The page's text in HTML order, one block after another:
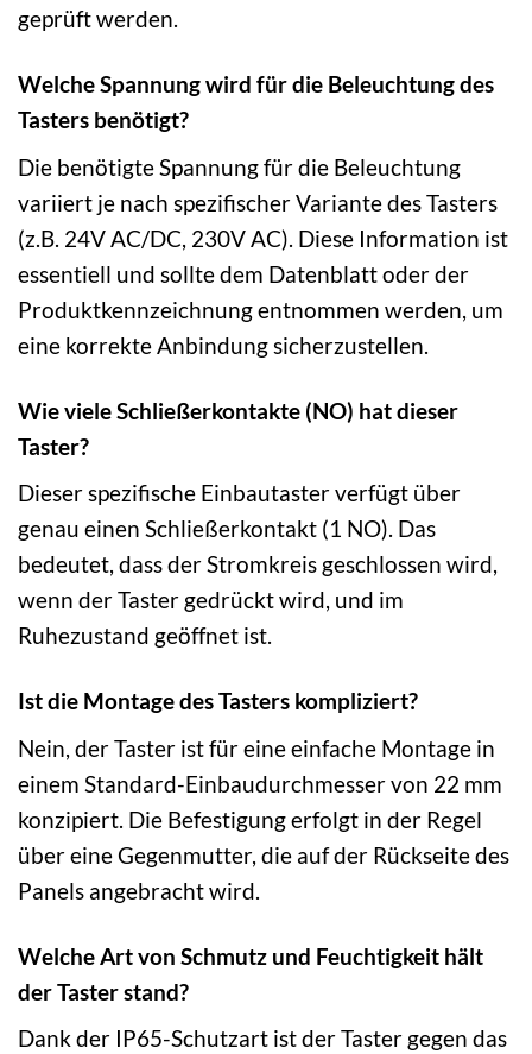
geprüft werden.
Welche Spannung wird für die Beleuchtung des
Tasters benötigt?
Die benötigte Spannung für die Beleuchtung
variiert je nach spezifischer Variante des Tasters
(z.B. 24V AC/DC, 230V AC). Diese Information ist
essentiell und sollte dem Datenblatt oder der
Produktkennzeichnung entnommen werden, um
eine korrekte Anbindung sicherzustellen.
Wie viele Schließerkontakte (NO) hat dieser
Taster?
Dieser spezifische Einbautaster verfügt über
genau einen Schließerkontakt (1 NO). Das
bedeutet, dass der Stromkreis geschlossen wird,
wenn der Taster gedrückt wird, und im
Ruhezustand geöffnet ist.
Ist die Montage des Tasters kompliziert?
Nein, der Taster ist für eine einfache Montage in
einem Standard-Einbaudurchmesser von 22 mm
konzipiert. Die Befestigung erfolgt in der Regel
über eine Gegenmutter, die auf der Rückseite des
Panels angebracht wird.
Welche Art von Schmutz und Feuchtigkeit hält
der Taster stand?
Dank der IP65-Schutzart ist der Taster gegen das